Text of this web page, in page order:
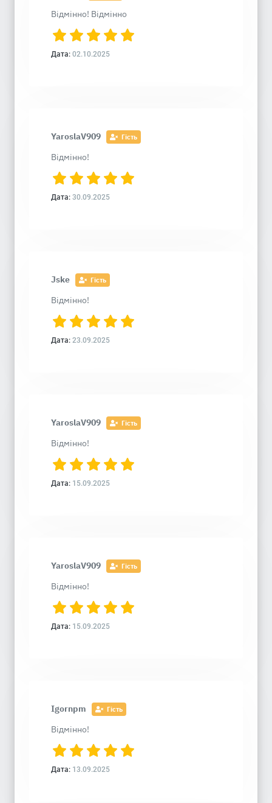
Відмінно! Відмінно
Дата: 02.10.2025
YaroslaV909 Гість
Відмінно!
Дата: 30.09.2025
Jske Гість
Відмінно!
Дата: 23.09.2025
YaroslaV909 Гість
Відмінно!
Дата: 15.09.2025
YaroslaV909 Гість
Відмінно!
Дата: 15.09.2025
Igornpm Гість
Відмінно!
Дата: 13.09.2025